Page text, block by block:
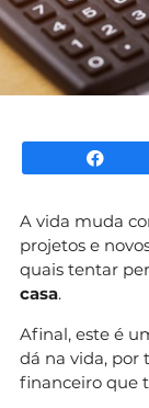
A vida muda
projetos e
quais tentar
casa.
Afinal, este é
dá na vida, por
financeiro que